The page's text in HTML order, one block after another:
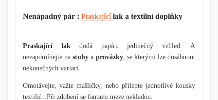
Nenápadný pár : Praskajícílak a textilní doplňky
Praskající lakdodá papíru jedinečný vzhled. A
nezapomínejte nastuhy a provázky, se kterými lze dosáhnout
nekonečných variací.
Omotávejte, važte mašličky, nebo přilepte jednotlivé kousky
textilií...Při zdobení se fantazii meze nekladou.